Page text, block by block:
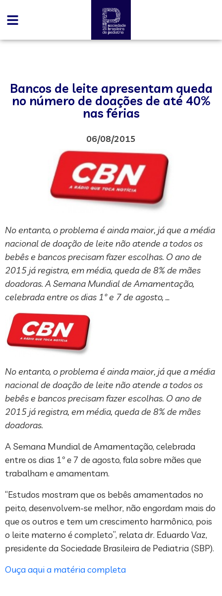
Bancos de leite apresentam queda
no número de doações de até 40%
nas férias
06/08/2015
No entanto, o problema é ainda maior, já que a média
nacional de doação de leite não atende a todos os
bebês e bancos precisam fazer escolhas. O ano de
2015 já registra, em média, queda de 8% de mães
doadoras. A Semana Mundial de Amamentação,
celebrada entre os dias 1º e 7 de agosto, …
No entanto, o problema é ainda maior, já que a média
nacional de doação de leite não atende a todos os
bebês e bancos precisam fazer escolhas. O ano de
2015 já registra, em média, queda de 8% de mães
doadoras.
A Semana Mundial de Amamentação, celebrada
entre os dias 1º e 7 de agosto, fala sobre mães que
trabalham e amamentam.
“Estudos mostram que os bebês amamentados no
peito, desenvolvem-se melhor, não engordam mais do
que os outros e tem um crescimento harmônico, pois
o leite materno é completo”, relata dr. Eduardo Vaz,
presidente da Sociedade Brasileira de Pediatria (SBP).
Ouça aqui a matéria completa